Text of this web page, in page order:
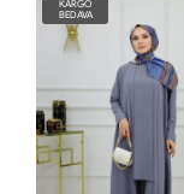
KARGO
BEDAVA